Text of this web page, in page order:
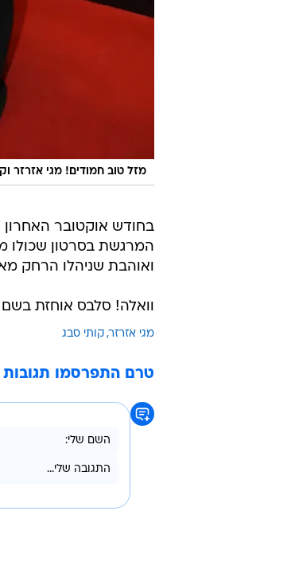
מזל טוב חמודים! מגי אזרזר
בחודש אוקטובר
המרגשת בסרטון שכולו
ואוהבת שניהלו הרחק
וואלה! סלבס אוחזת בשם
מגי אזרזר קותי סבג
טרם התפרסמו תגובות